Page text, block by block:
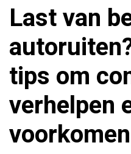
Last van
tips om
verhelpen
voorkomen